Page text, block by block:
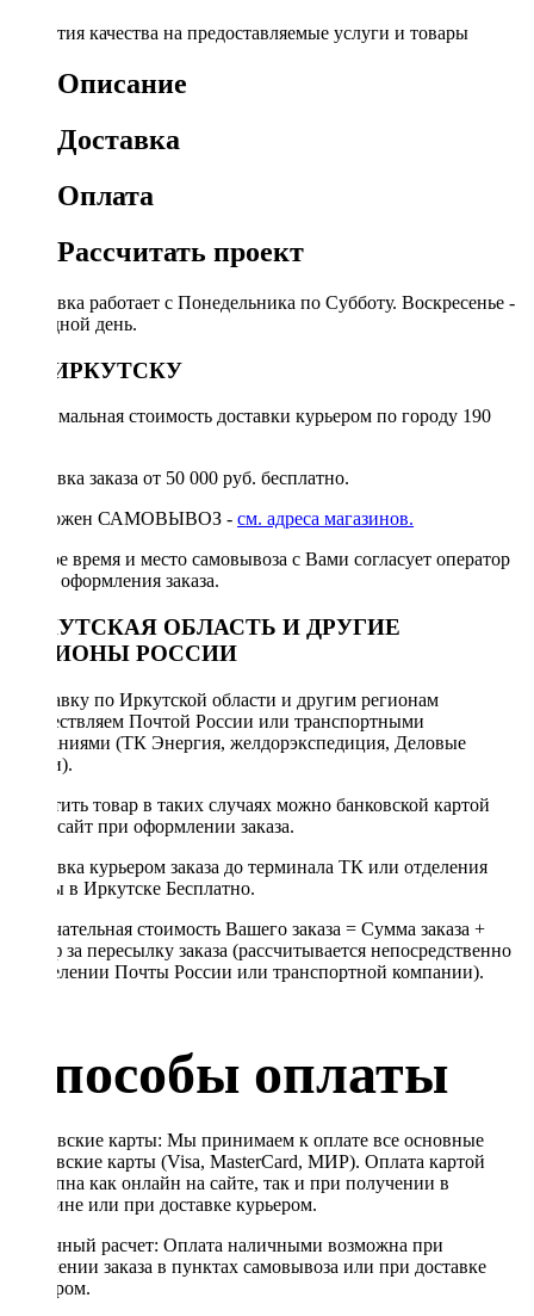
Гарантия качества на предоставляемые услуги и товары
Описание
Доставка
Оплата
Рассчитать проект
Доставка работает с Понедельника по Субботу. Воскресенье -
выходной день.
ПО ИРКУТСКУ
Минимальная стоимость доставки курьером по городу 190
Доставка заказа от 50 000 руб. бесплатно.
Возможен САМОВЫВОЗ - см. адреса магазинов.
Точное время и место самовывоза с Вами согласует оператор
после оформления заказа.
ИРКУТСКАЯ ОБЛАСТЬ И ДРУГИЕ
РЕГИОНЫ РОССИИ
Отправку по Иркутской области и другим регионам
осуществляем Почтой России или транспортными
компаниями (ТК Энергия, желдорэкспедиция, Деловые
линии).
Оплатить товар в таких случаях можно банковской картой
через сайт при оформлении заказа.
Доставка курьером заказа до терминала ТК или отделения
Почты в Иркутске Бесплатно.
Окончательная стоимость Вашего заказа = Сумма заказа +
Тариф за пересылку заказа (рассчитывается непосредственно
в отделении Почты России или транспортной компании).
Способы оплаты
Банковские карты: Мы принимаем к оплате все основные
банковские карты (Visa, MasterCard, МИР). Оплата картой
доступна как онлайн на сайте, так и при получении в
магазине или при доставке курьером.
Наличный расчет: Оплата наличными возможна при
получении заказа в пунктах самовывоза или при доставке
курьером.